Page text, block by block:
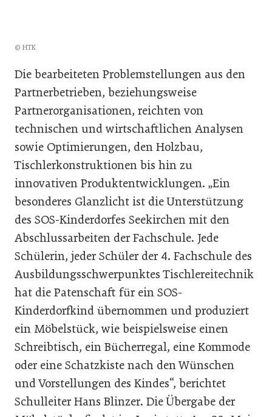
© HTK
Die bearbeiteten Problemstellungen aus den
Partnerbetrieben, beziehungsweise
Partnerorganisationen, reichten von
technischen und wirtschaftlichen Analysen
sowie Optimierungen, den Holzbau,
Tischlerkonstruktionen bis hin zu
innovativen Produktentwicklungen. „Ein
besonderes Glanzlicht ist die Unterstützung
des SOS-Kinderdorfes Seekirchen mit den
Abschlussarbeiten der Fachschule. Jede
Schülerin, jeder Schüler der 4. Fachschule des
Ausbildungsschwerpunktes Tischlereitechnik
hat die Patenschaft für ein SOS-
Kinderdorfkind übernommen und produziert
ein Möbelstück, wie beispielsweise einen
Schreibtisch, ein Bücherregal, eine Kommode
oder eine Schatzkiste nach den Wünschen
und Vorstellungen des Kindes“, berichtet
Schulleiter Hans Blinzer. Die Übergabe der